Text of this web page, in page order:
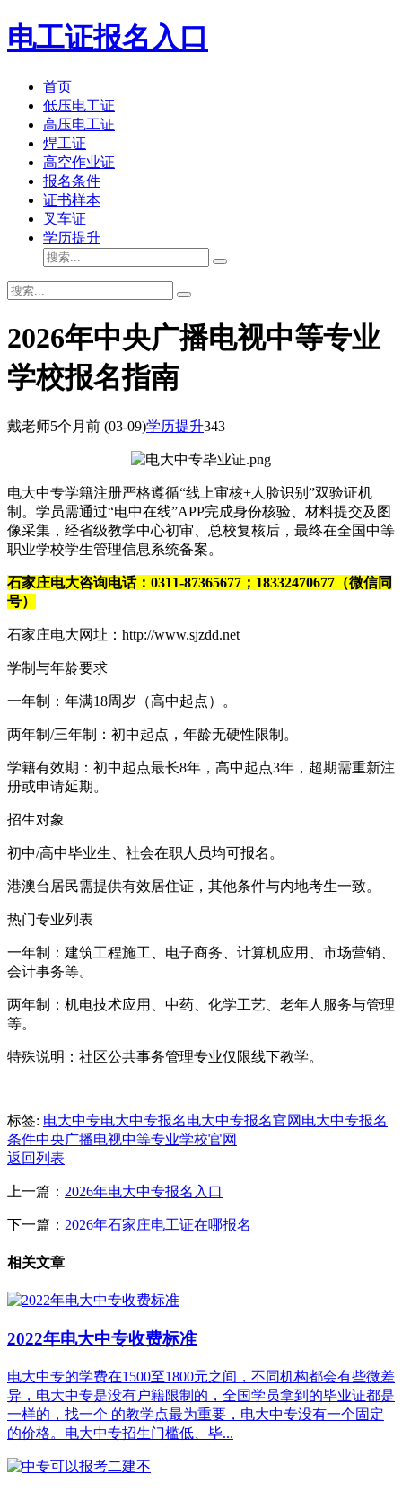
电工证报名入口
首页
低压电工证
高压电工证
焊工证
高空作业证
报名条件
证书样本
叉车证
学历提升
2026年中央广播电视中等专业
学校报名指南
戴老师5个月前 (03-09)学历提升343
电大中专学籍注册严格遵循“线上审核+人脸识别”双验证机
制。学员需通过“电中在线”APP完成身份核验、材料提交及图
像采集，经省级教学中心初审、总校复核后，最终在全国中等
职业学校学生管理信息系统备案。
石家庄电大咨询电话：0311-87365677；18332470677（微信同
号）
石家庄电大网址：http://www.sjzdd.net
学制与年龄要求
一年制：年满18周岁（高中起点）。
两年制/三年制：初中起点，年龄无硬性限制。
学籍有效期：初中起点最长8年，高中起点3年，超期需重新注
册或申请延期。
招生对象
初中/高中毕业生、社会在职人员均可报名。
港澳台居民需提供有效居住证，其他条件与内地考生一致。
热门专业列表
一年制：建筑工程施工、电子商务、计算机应用、市场营销、
会计事务等。
两年制：机电技术应用、中药、化学工艺、老年人服务与管理
等。
特殊说明：社区公共事务管理专业仅限线下教学。
标签: 电大中专电大中专报名电大中专报名官网 电大中专报名
条件中央广播电视中等专业学校官网
返回列表
上一篇： 2026年电大中专报名入口
下一篇： 2026年石家庄电工证在哪报名
相关文章
2022年电大中专收费标准
电大中专的学费在1500至1800元之间，不同机构都会有些微差
异，电大中专是没有户籍限制的，全国学员拿到的毕业证都是
一样的，找一个 的教学点最为重要，电大中专没有一个固定
的价格。电大中专招生门槛低、毕...